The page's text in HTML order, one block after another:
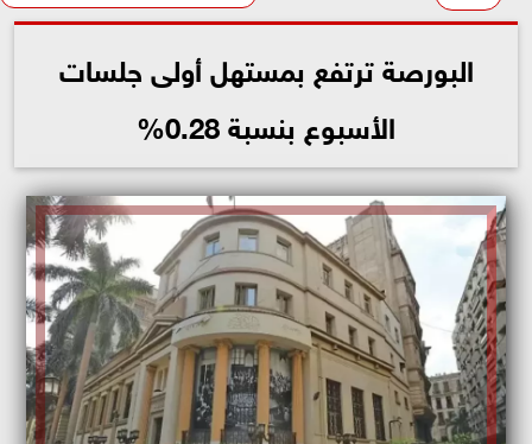
البورصة ترتفع بمستهل أولى جلسات
الأسبوع بنسبة 0.28%